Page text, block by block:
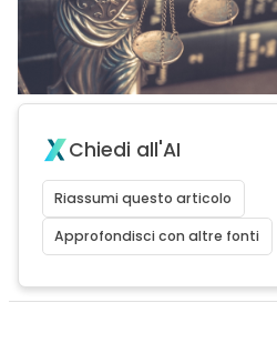
Chiedi all'AI
Riassumi questo articolo
Approfondisci con altre fonti